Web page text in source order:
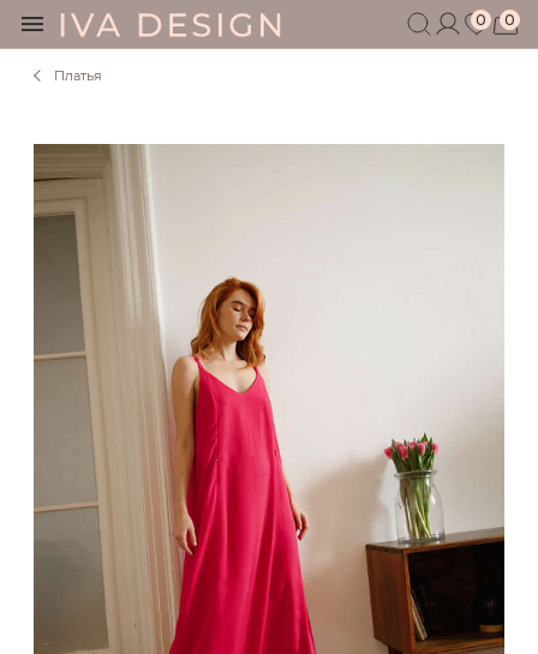
0 0
БЕЗ СЕКРЕТОВ
МУЖЧИНАМ
ДЕТЯМ
АКСЕССУАРЫ
СЕРТИФИКАТ
АКЦИИ
БЛОГ
ШОУРУМ
+7 495 401 6950
Платья